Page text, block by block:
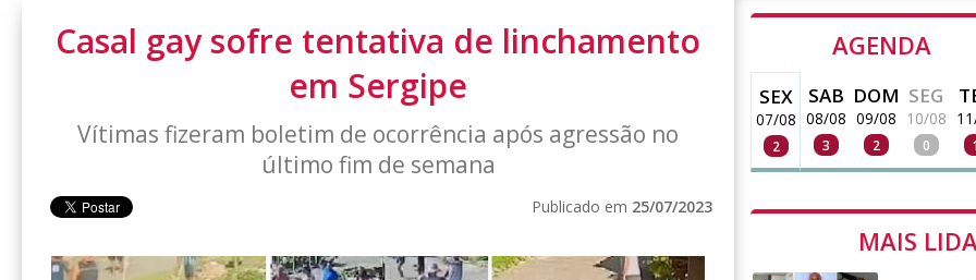
Casal gay sofre tentativa de linchamento
em Sergipe
Vítimas fizeram boletim de ocorrência após agressão no
último fim de semana
Publicado em 25/07/2023
AGENDA
SEX
07/08
2
SAB
08/08
3
DOM
09/08
2
SEG
10/08
0
MAIS